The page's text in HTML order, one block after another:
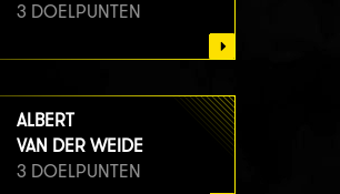
3 DOELPUNTEN
ALBERT
VAN DER WEIDE
3 DOELPUNTEN